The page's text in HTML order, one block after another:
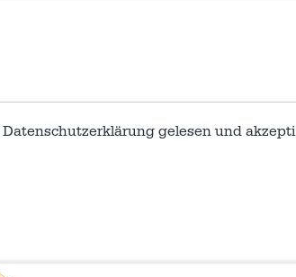
Datenschutzerklärung gelesen und